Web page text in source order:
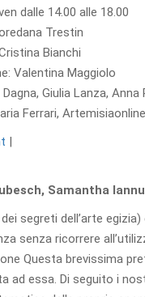
dalle 14.00 alle 18.00
Trestin
Bianchi
Valentina Maggiolo
Giulia Lanza,
Ferrari,
|
Samantha
segreti dell’arte
senza ricorrere
Questa brevissima
ad essa. Di seguito i